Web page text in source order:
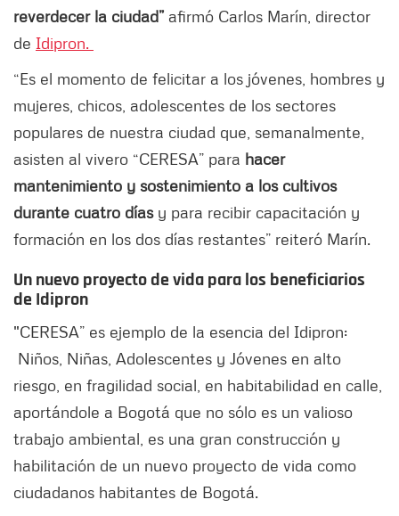
reverdecer la ciudad” afirmó Carlos Marín, director
de Idipron.
“Es el momento de felicitar a los jóvenes, hombres y
mujeres, chicos, adolescentes de los sectores
populares de nuestra ciudad que, semanalmente,
asisten al vivero “CERESA” para hacer
mantenimiento y sostenimiento a los cultivos
durante cuatro días y para recibir capacitación y
formación en los dos días restantes” reiteró Marín.
Un nuevo proyecto de vida para los beneficiarios
de Idipron
"CERESA” es ejemplo de la esencia del Idipron:
Niños, Niñas, Adolescentes y Jóvenes en alto
riesgo, en fragilidad social, en habitabilidad en calle,
aportándole a Bogotá que no sólo es un valioso
trabajo ambiental, es una gran construcción y
habilitación de un nuevo proyecto de vida como
ciudadanos habitantes de Bogotá.